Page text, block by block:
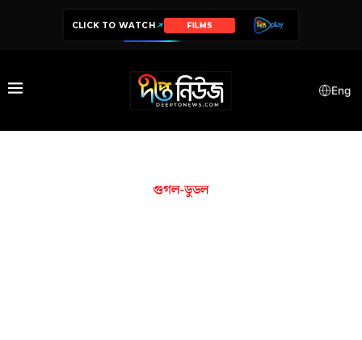
CLICK TO WATCH FILMS
Eng
গুগল-ডুডল